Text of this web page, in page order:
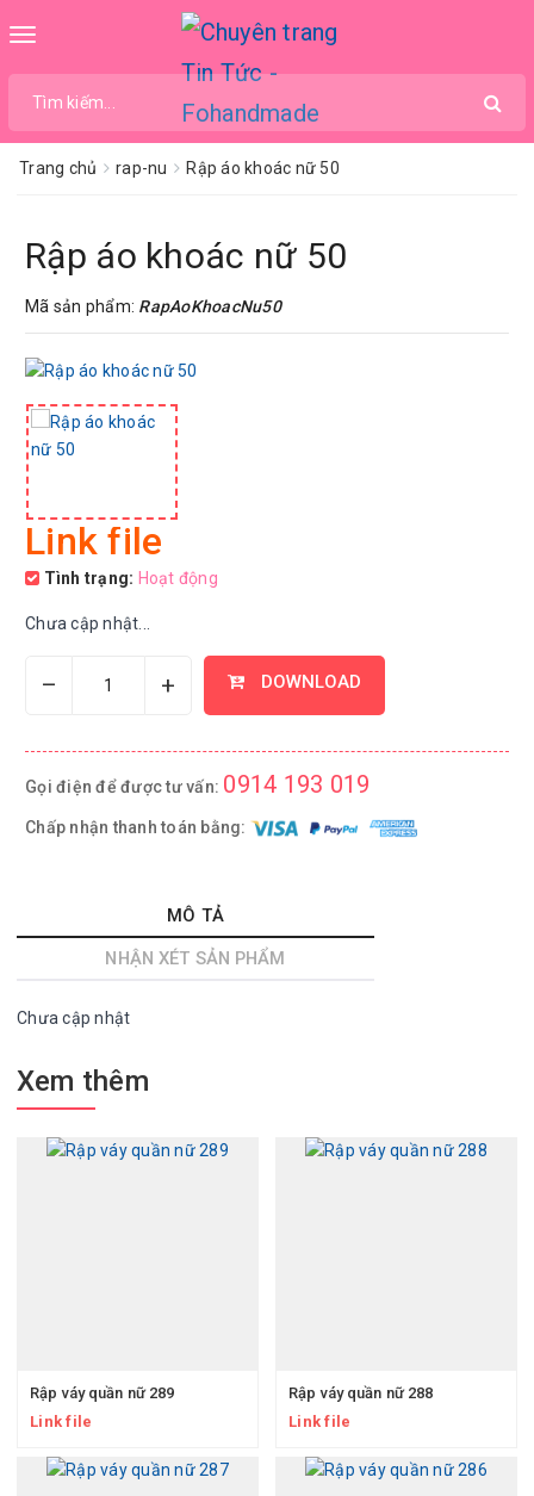
Toggle
Trang chủ rap-nu Rập áo khoác nữ 50
Rập áo khoác nữ 50
Mã sản phẩm: RapAoKhoacNu50
Link file
Tình trạng: Hoạt động
Chưa cập nhật...
– + DOWNLOAD
Gọi điện để được tư vấn: 0914 193 019
Chấp nhận thanh toán bằng:
MÔ TẢ
NHẬN XÉT SẢN PHẨM
Chưa cập nhật
Xem thêm
Rập váy quần nữ 289
Link file
Rập váy quần nữ 288
Link file